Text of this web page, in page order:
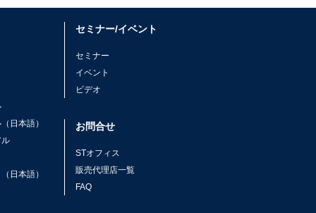
日本語）
日本語）
セミナー/イベント
セミナー
イベント
ビデオ
お問合せ
STオフィス
販売代理店一覧
FAQ